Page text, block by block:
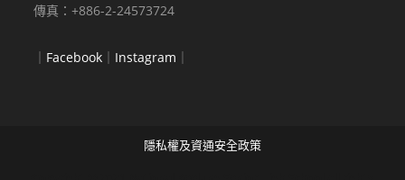
傳真：+886-2-24573724
｜ Facebook ｜ Instagram ｜
隱私權及資通安全政策